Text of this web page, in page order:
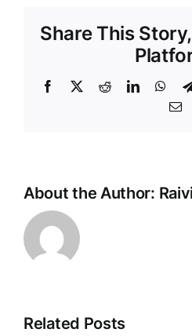
Share This
Facebook
X RedditLinkedIn
E-
About the Author:
Related Posts